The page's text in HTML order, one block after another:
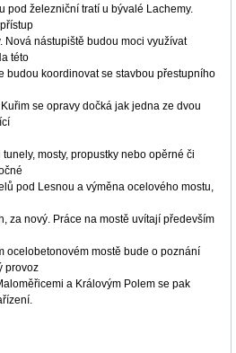
pod železniční tratí u bývalé Lachemy.
Nová nástupiště budou moci využívat
této
budou koordinovat se stavbou přestupního
se opravy dočká jak jedna ze dvou
mosty, propustky nebo opěrné či
pod Lesnou a výměna ocelového mostu,
za nový. Práce na mostě uvítají především
ocelobetonovém mostě bude o poznání
provoz
a Královým Polem se pak